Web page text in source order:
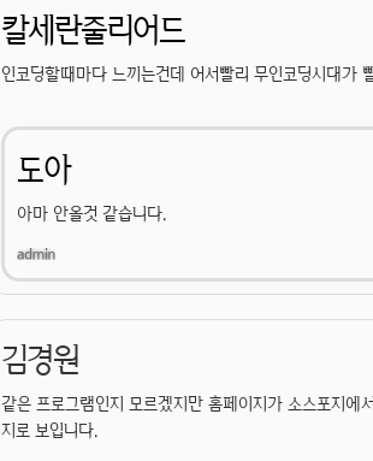
칼세란줄리어드
인코딩할때마다 느끼는건데 어서빨리 무인코딩시대가
도아
아마 안올것 같습니다.
김경원
같은 프로그램인지 모르겠지만 홈페이지가 소스포지
지로 보입니다.